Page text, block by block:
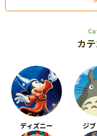
カ
ディズニー ジ